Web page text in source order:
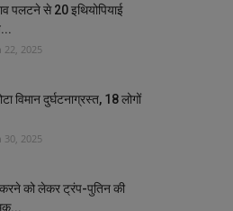
पलटने से 20 इथियोपियाई
22, 2025
विमान दुर्घटनाग्रस्त, 18 लोगों
30, 2025
को लेकर ट्रंप-पुतिन की